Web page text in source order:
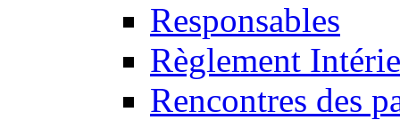
Responsables
Règlement
Rencontres des